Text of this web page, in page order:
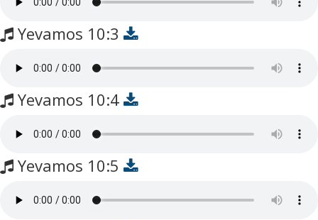
Yevamos 10:3
Yevamos 10:4
Yevamos 10:5